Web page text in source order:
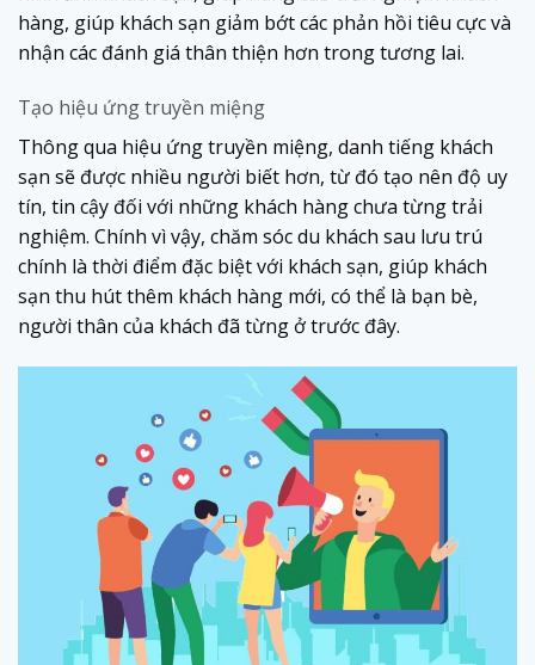
hàng, giúp khách sạn giảm bớt các phản hồi tiêu cực và
nhận các đánh giá thân thiện hơn trong tương lai.
Tạo hiệu ứng truyền miệng
Thông qua hiệu ứng truyền miệng, danh tiếng khách
sạn sẽ được nhiều người biết hơn, từ đó tạo nên độ uy
tín, tin cậy đối với những khách hàng chưa từng trải
nghiệm. Chính vì vậy, chăm sóc du khách sau lưu trú
chính là thời điểm đặc biệt với khách sạn, giúp khách
sạn thu hút thêm khách hàng mới, có thể là bạn bè,
người thân của khách đã từng ở trước đây.